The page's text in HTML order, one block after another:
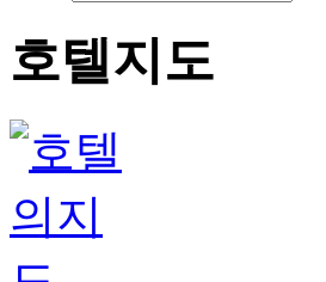
호텔지도